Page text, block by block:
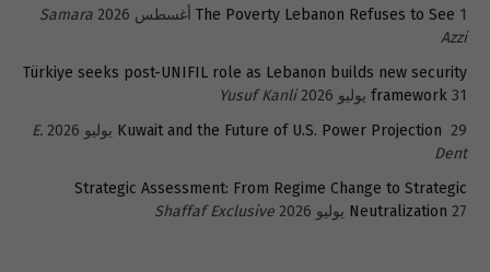
The Poverty Lebanon Refuses to See 1 أغسطس 2026
Samara
Azzi
Türkiye seeks post-UNIFIL role as Lebanon builds new security
framework 31 يوليو 2026
Yusuf Kanli
Kuwait and the Future of U.S. Power Projection 29 يوليو 2026
E.
Dent
Strategic Assessment: From Regime Change to Strategic
Neutralization 27 يوليو 2026 Shaffaf Exclusive